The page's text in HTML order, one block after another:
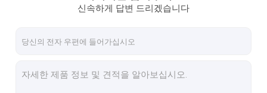
아이오 터치 PC
PCAP 터치 스크린
신속하게 답변 드리겠습니다